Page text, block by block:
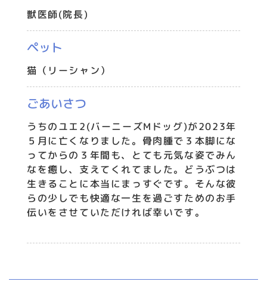
獣医師(院長)
ペット
猫（リーシャン）
ごあいさつ
うちのユエ2(バーニーズMドッグ)が2023年
５月に亡くなりました。骨肉腫で３本脚にな
ってからの３年間も、とても元気な姿でみん
なを癒し、支えてくれてました。どうぶつは
生きることに本当にまっすぐです。そんな彼
らの少しでも快適な一生を過ごすためのお手
伝いをさせていただければ幸いです。